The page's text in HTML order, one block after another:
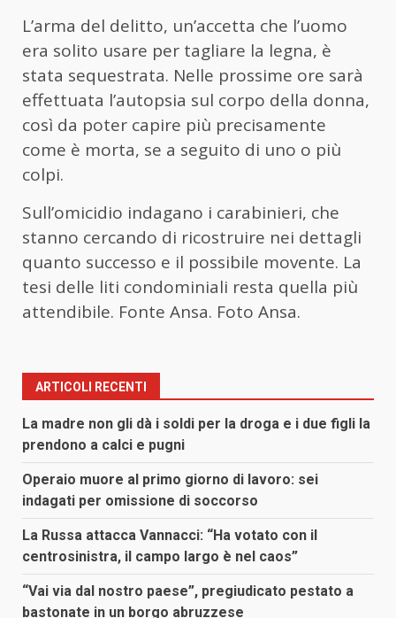
L’arma del delitto, un’accetta che l’uomo
era solito usare per tagliare la legna, è
stata sequestrata. Nelle prossime ore sarà
effettuata l’autopsia sul corpo della donna,
così da poter capire più precisamente
come è morta, se a seguito di uno o più
colpi.
Sull’omicidio indagano i carabinieri, che
stanno cercando di ricostruire nei dettagli
quanto successo e il possibile movente. La
tesi delle liti condominiali resta quella più
attendibile. Fonte Ansa. Foto Ansa.
ARTICOLI RECENTI
La madre non gli dà i soldi per la droga e i due figli la
prendono a calci e pugni
Operaio muore al primo giorno di lavoro: sei
indagati per omissione di soccorso
La Russa attacca Vannacci: “Ha votato con il
centrosinistra, il campo largo è nel caos”
“Vai via dal nostro paese”, pregiudicato pestato a
bastonate in un borgo abruzzese